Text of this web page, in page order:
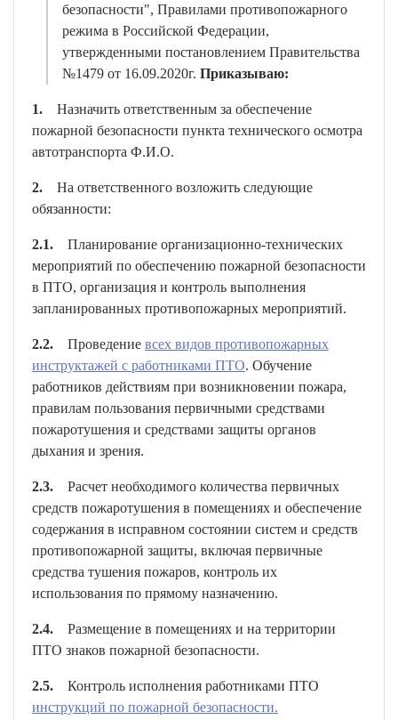
безопасности", Правилами противопожарного
режима в Российской Федерации,
утвержденными постановлением Правительства
№1479 от 16.09.2020г. Приказываю:
1.
Назначить ответственным за обеспечение
пожарной безопасности пункта технического осмотра
автотранспорта Ф.И.О.
2. На ответственного возложить следующие
обязанности:
2.1. Планирование организационно-технических
мероприятий по обеспечению пожарной безопасности
в ПТО, организация и контроль выполнения
запланированных противопожарных мероприятий.
2.2. Проведение всех видов противопожарных
инструктажей с работниками ПТО. Обучение
работников действиям при возникновении пожара,
правилам пользования первичными средствами
пожаротушения и средствами защиты органов
дыхания и зрения.
2.3.
Расчет необходимого количества первичных
средств пожаротушения в помещениях и обеспечение
содержания в исправном состоянии систем и средств
противопожарной защиты, включая первичные
средства тушения пожаров, контроль их
использования по прямому назначению.
2.4. Размещение в помещениях и на территории
ПТО знаков пожарной безопасности.
2.5. Контроль исполнения работниками ПТО
инструкций по пожарной безопасности.